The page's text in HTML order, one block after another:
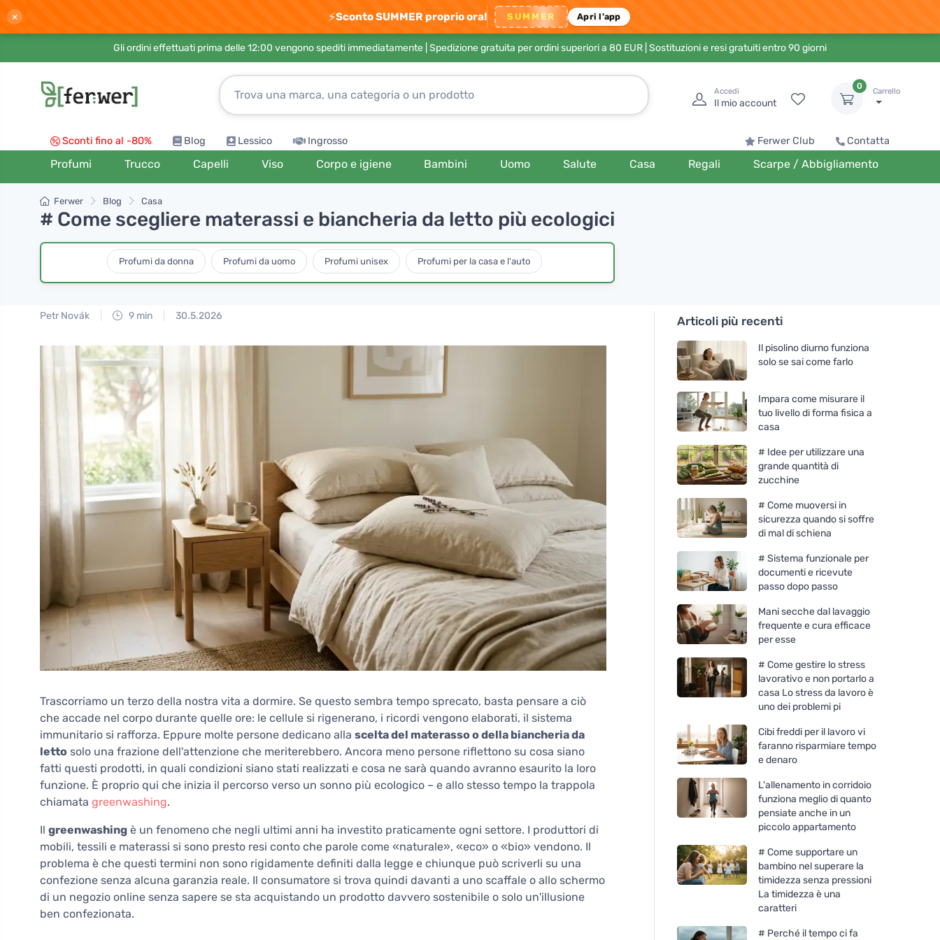
× ⚡Sconto SUMMER proprio ora! SUMMER Apri l'app
Gli ordini effettuati prima delle 12:00 vengono spediti immediatamente | Spedizione gratuita per ordini superiori a 80 EUR | Sostituzioni e resi gratuiti entro 90 giorni
Accedi
Il mio account
0
Carrello
Sconti fino al -80% Blog Lessico Ingrosso Ferwer Club Contatta
Profumi Trucco Capelli Viso Corpo e igiene Bambini Uomo Salute Casa Regali Scarpe / Abbigliamento
Ferwer Blog Casa
# Come scegliere materassi e biancheria da letto più ecologici
Profumi da donna Profumi da uomo Profumi unisex Profumi per la casa e l'auto
Petr Novák 9 min 30.5.2026
Trascorriamo un terzo della nostra vita a dormire. Se questo sembra tempo sprecato, basta pensare a ciò
che accade nel corpo durante quelle ore: le cellule si rigenerano, i ricordi vengono elaborati, il sistema
immunitario si rafforza. Eppure molte persone dedicano alla scelta del materasso o della biancheria da
letto solo una frazione dell'attenzione che meriterebbero. Ancora meno persone riflettono su cosa siano
fatti questi prodotti, in quali condizioni siano stati realizzati e cosa ne sarà quando avranno esaurito la loro
funzione. È proprio qui che inizia il percorso verso un sonno più ecologico – e allo stesso tempo la trappola
chiamata greenwashing.
Il greenwashing è un fenomeno che negli ultimi anni ha investito praticamente ogni settore. I produttori di
mobili, tessili e materassi si sono presto resi conto che parole come «naturale», «eco» o «bio» vendono. Il
problema è che questi termini non sono rigidamente definiti dalla legge e chiunque può scriverli su una
confezione senza alcuna garanzia reale. Il consumatore si trova quindi davanti a uno scaffale o allo schermo
di un negozio online senza sapere se sta acquistando un prodotto davvero sostenibile o solo un'illusione
ben confezionata.
Articoli più recenti
Il pisolino diurno funziona
solo se sai come farlo
Impara come misurare il
tuo livello di forma fisica a
casa
# Idee per utilizzare una
grande quantità di
zucchine
# Come muoversi in
sicurezza quando si soffre
di mal di schiena
# Sistema funzionale per
documenti e ricevute
passo dopo passo
Mani secche dal lavaggio
frequente e cura efficace
per esse
# Come gestire lo stress
lavorativo e non portarlo a
casa Lo stress da lavoro è
uno dei problemi pi
Cibi freddi per il lavoro vi
faranno risparmiare tempo
e denaro
L'allenamento in corridoio
funziona meglio di quanto
pensiate anche in un
piccolo appartamento
# Come supportare un
bambino nel superare la
timidezza senza pressioni
La timidezza è una
caratteri
# Perché il tempo ci fa